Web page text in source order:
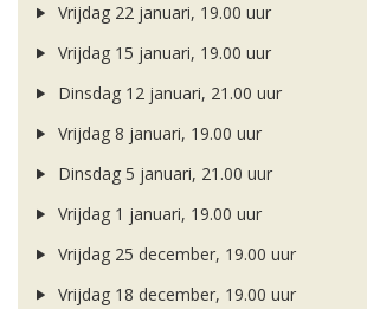
Vrijdag 22 januari, 19.00 uur
Vrijdag 15 januari, 19.00 uur
Dinsdag 12 januari, 21.00 uur
Vrijdag 8 januari, 19.00 uur
Dinsdag 5 januari, 21.00 uur
Vrijdag 1 januari, 19.00 uur
Vrijdag 25 december, 19.00 uur
Vrijdag 18 december, 19.00 uur